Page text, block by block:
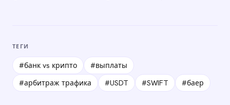
ТЕГИ
#банк vs крипто
#выплаты
#арбитраж трафика
#USDT #SWIFT #баер